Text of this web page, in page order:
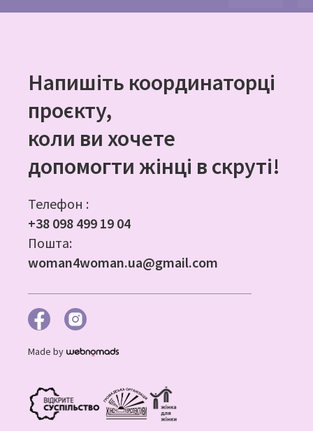
Напишіть координаторці
проєкту,
коли ви хочете
допомогти жінці в скруті!
Телефон :
+38 098 499 19 04
Пошта:
woman4woman.ua@gmail.com
Made by